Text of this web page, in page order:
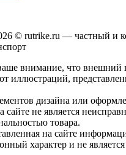
© rutrike.ru — частный и
внимание, что внешний
иллюстраций,
дизайна или
сайте не является
товара.
на сайте
характер и не